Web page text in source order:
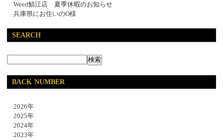
Weed鯖江店 夏季休暇のお知らせ
兵庫県にお住いのO様
SEARCH
BACK NUMBER
2026年
2025年
2024年
2023年